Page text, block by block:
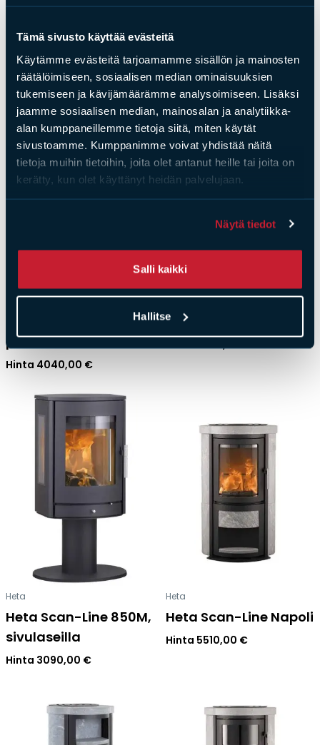
Tämä sivusto käyttää evästeitä
Käytämme evästeitä tarjoamamme sisällön ja mainosten
räätälöimiseen, sosiaalisen median ominaisuuksien
tukemiseen ja kävijämäärämme analysoimiseen. Lisäksi
jaamme sosiaalisen median, mainosalan ja analytiikka-
alan kumppaneillemme tietoja siitä, miten käytät
sivustoamme. Kumppanimme voivat yhdistää näitä
tietoja muihin tietoihin, joita olet antanut heille tai joita on
kerätty, kun olet käyttänyt heidän palvelujaan.
Näytä tiedot
Salli kaikki
Hallitse
Heta
paistouunilla
Hinta 3860,00
Heta
paistouunilla
Hinta 4400,00 €
Heta
Heta Scan-Line 840B,
paistouunilla
Hinta 4040,00 €
Heta
Heta Scan-Line 850
Hinta2830,00€
Heta
Heta Scan-Line 850M,
sivulaseilla
Hinta 3090,00 €
Heta
Heta Scan-Line Napoli
Hinta 5510,00 €